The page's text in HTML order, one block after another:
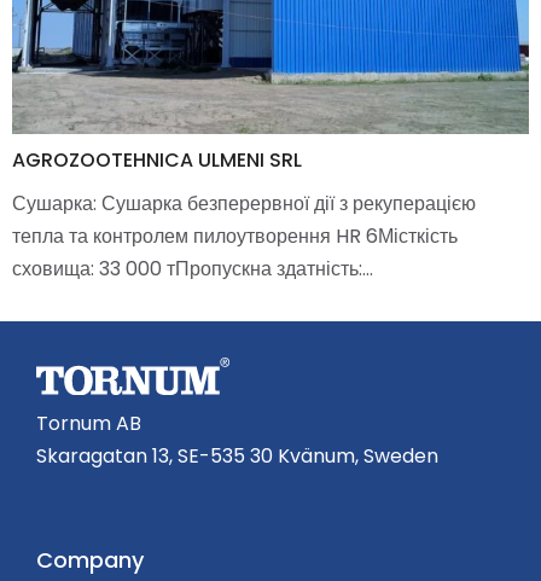
AGROZOOTEHNICA ULMENI SRL
Сушарка: Сушарка безперервної дії з рекуперацією
тепла та контролем пилоутворення HR 6Місткість
сховища: 33 000 тПропускна здатність:…
Tornum AB
Skaragatan 13, SE-535 30 Kvänum, Sweden
Company